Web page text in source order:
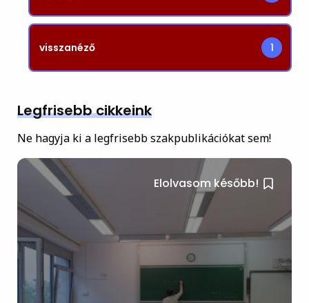
visszanéző 1
Legfrisebb cikkeink
Ne hagyja ki a legfrisebb szakpublikációkat sem!
Elolvasom később!